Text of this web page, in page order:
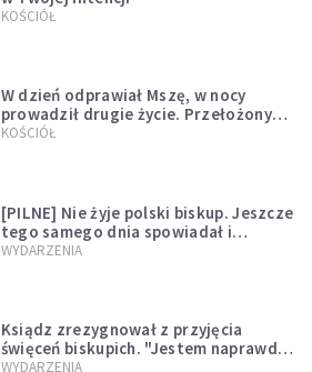
KOŚCIÓŁ
W dzień odprawiał Mszę, w nocy
prowadził drugie życie. Przełożony
kazał mu opuścić zakon
KOŚCIÓŁ
[PILNE] Nie żyje polski biskup. Jeszcze
tego samego dnia spowiadał i
sprawował Mszę świętą
WYDARZENIA
Ksiądz zrezygnował z przyjęcia
święceń biskupich. "Jestem naprawdę
niegodny"
WYDARZENIA